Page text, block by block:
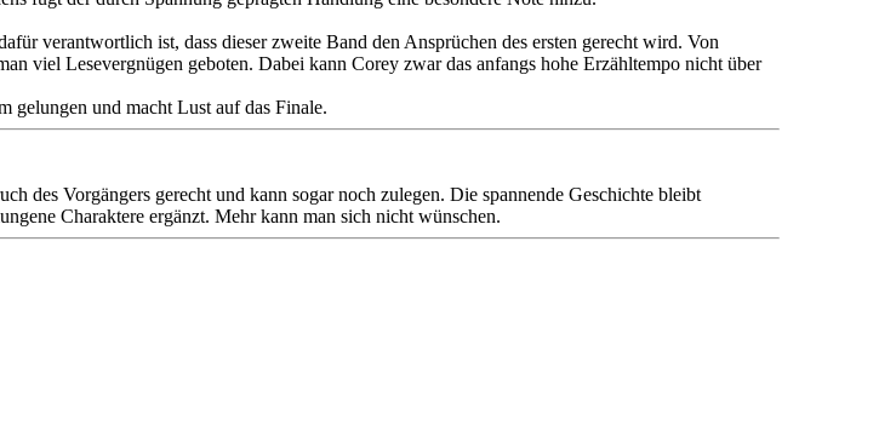
verantwortlich ist, dass dieser zweite Band den Ansprüchen des ersten gerecht wird. Von
viel Lesevergnügen geboten. Dabei kann Corey zwar das anfangs hohe Erzähltempo nicht über
gelungen und macht Lust auf das Finale.
des Vorgängers gerecht und kann sogar noch zulegen. Die spannende Geschichte bleibt
Charaktere ergänzt. Mehr kann man sich nicht wünschen.